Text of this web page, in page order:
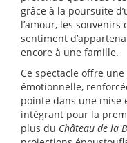
grâce à la poursuite
l’amour, les
sentiment
encore à une famille.
Ce spectacle offre
émotionnelle,
pointe dans une mise
intégrant pour la
plus du Château de la